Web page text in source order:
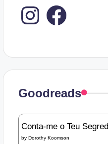
Instagram
Goodreads
Conta-me o Teu
by Dorothy Koomson